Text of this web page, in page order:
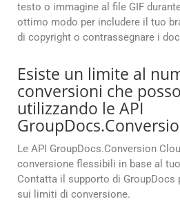
testo o immagine al file GIF
ottimo modo per includere il tuo
di copyright o contrassegnare i
Esiste un limite al
conversioni che
utilizzando le API
Le API GroupDocs.Conversion
conversione flessibili in base al
Contatta il supporto di
sui limiti di conversione.